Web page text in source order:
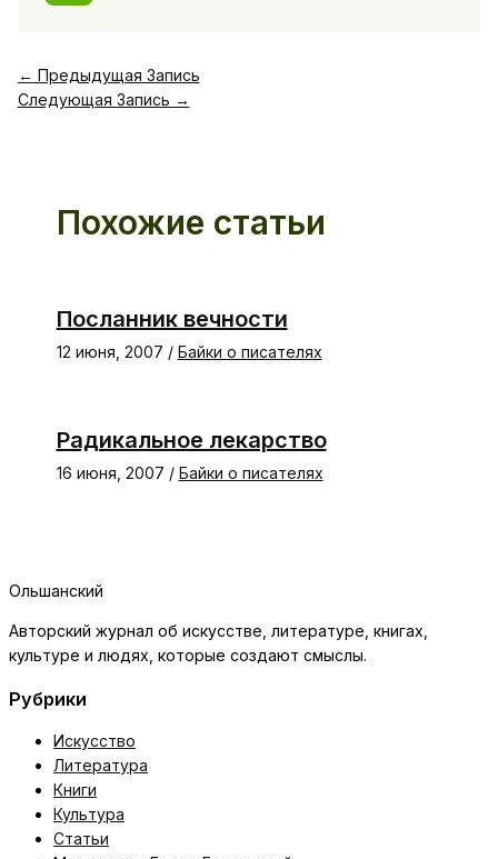
← Предыдущая Запись
Следующая Запись →
Похожие статьи
Посланник вечности
12 июня, 2007 / Байки о писателях
Радикальное лекарство
16 июня, 2007 / Байки о писателях
Ольшанский
Авторский журнал об искусстве, литературе, книгах,
культуре и людях, которые создают смыслы.
Рубрики
Искусство
Литература
Книги
Культура
Статьи